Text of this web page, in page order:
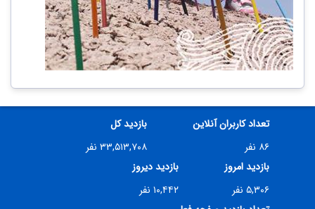
تعداد کاربران آنلاین
۸۶ نفر
بازدید کل
۳۳,۵۱۳,۷۰۸ نفر
بازدید امروز
۵,۳۰۶ نفر
بازدید دیروز
۱۰,۴۴۲ نفر